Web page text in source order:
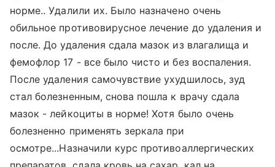
норме.. Удалили их. Было назначено очень
обильное противовирусное лечение до удаления и
после. До удаления сдала мазок из влагалища и
фемофлор 17 - все было чисто и без воспаления.
После удаления самочувствие ухудшилось, зуд
стал болезненным, снова пошла к врачу сдала
мазок - лейкоциты в норме! Хотя было очень
болезненно применять зеркала при
осмотре...Назначили курс противоаллергических